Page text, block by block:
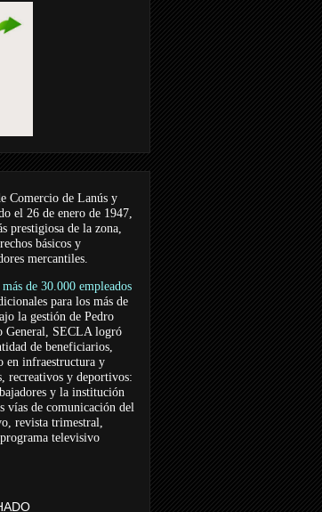
Comercio de Lanús y
el 26 de enero de 1947,
prestigiosa de la zona,
básicos y
mercantiles.
más de 30.000 empleados
para los más de
la gestión de Pedro
General, SECLA logró
de beneficiarios,
en infraestructura y
recreativos y deportivos:
y la institución
vías de comunicación del
revista trimestral,
televisivo